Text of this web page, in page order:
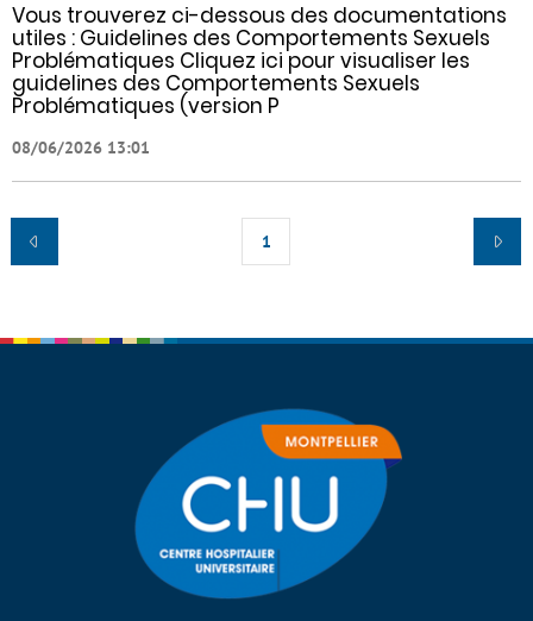
Vous trouverez ci-dessous des documentations
utiles : Guidelines des Comportements Sexuels
Problématiques Cliquez ici pour visualiser les
guidelines des Comportements Sexuels
Problématiques (version P
08/06/2026 13:01
1